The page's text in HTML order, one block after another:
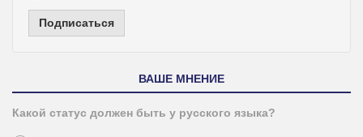
Подписаться
ВАШЕ МНЕНИЕ
Какой статус должен быть у русского языка?